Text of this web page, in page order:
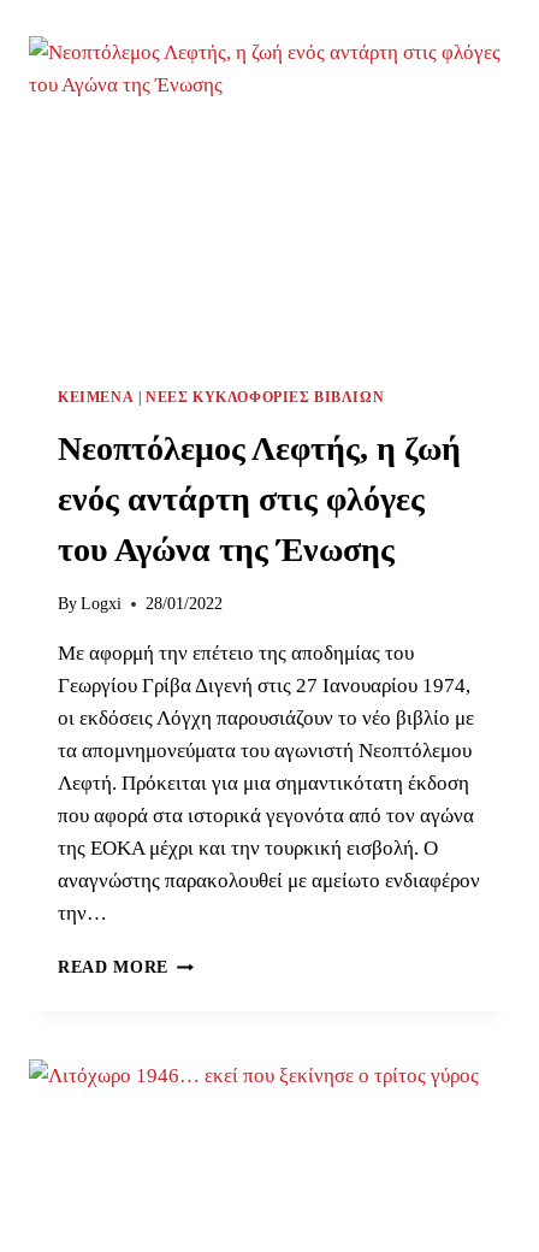
ΚΕΊΜΕΝΑ ΝΈΕΣ ΚΥΚΛΟΦΟΡΊΕΣ ΒΙΒΛΊΩΝ
Νεοπτόλεμος Λεφτής, η ζωή
ενός αντάρτη στις φλόγες
του Αγώνα της Ένωσης
By Logxi 28/01/2022
Με αφορμή την επέτειο της αποδημίας του
Γεωργίου Γρίβα Διγενή στις 27 Ιανουαρίου 1974,
οι εκδόσεις Λόγχη παρουσιάζουν το νέο βιβλίο με
τα απομνημονεύματα του αγωνιστή Νεοπτόλεμου
Λεφτή. Πρόκειται για μια σημαντικότατη έκδοση
που αφορά στα ιστορικά γεγονότα από τον αγώνα
της ΕΟΚΑ μέχρι και την τουρκική εισβολή. Ο
αναγνώστης παρακολουθεί με αμείωτο ενδιαφέρον
την…
READ MORE ΝΕΟΠΤΌΛΕΜΟΣ
ΑΝΤΆΡΤΗ